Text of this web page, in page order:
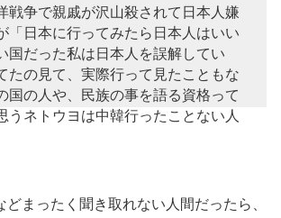
戦争で親戚が沢山殺されて日本人嫌
「日本に行ってみたら日本人はいい
国だった私は日本人を誤解してい
たの見て、実際行って見たこともな
国の人や、民族の事を語る資格って
うネトウヨは中韓行ったことない人
) (@97shYt)
どまったく聞き取れない人間だったら、